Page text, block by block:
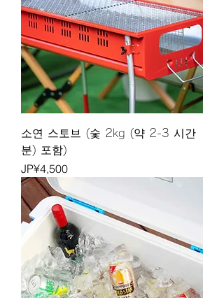
소연 스토브 (숯 2kg (약 2-3 시간
분) 포함)
가격
JP¥4,500